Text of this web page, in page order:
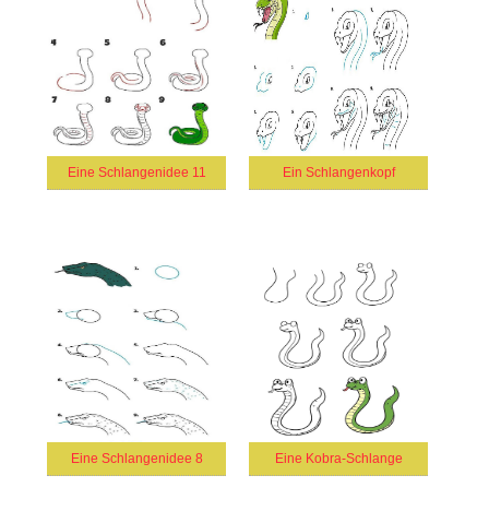
Eine Schlangenidee 11 Ein Schlangenkopf
Eine Schlangenidee 8 Eine Kobra-Schlange